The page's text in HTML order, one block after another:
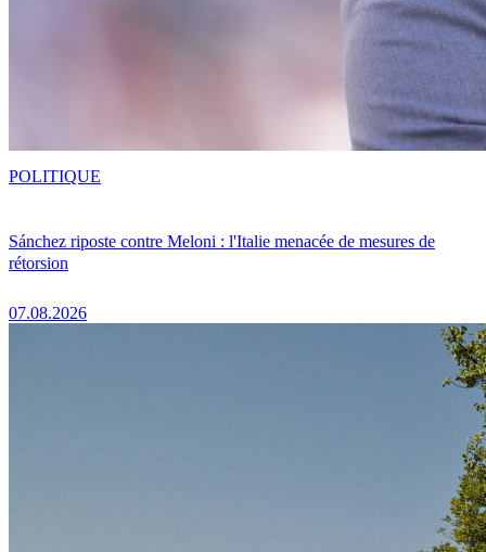
Sánchez riposte contre Meloni : l'Italie menacée de mesures de
rétorsion
07.08.2026
POLITIQUE